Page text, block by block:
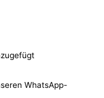
WhatsApp-